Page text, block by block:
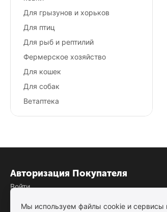
Для грызунов и хорьков
Для птиц
Для рыб и рептилий
Фермерское хозяйство
Для кошек
Для собак
Ветаптека
Авторизация Покупателя
Войти
Мы используем файлы cookie и сервисы